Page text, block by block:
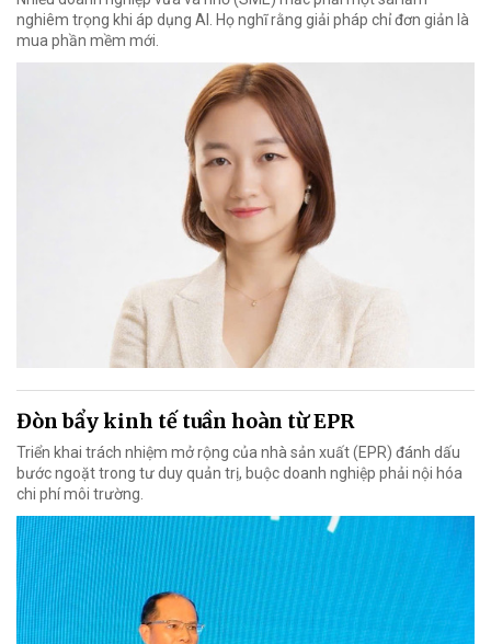
nghiêm trọng khi áp dụng AI. Họ nghĩ rằng giải pháp chỉ đơn giản là
mua phần mềm mới.
Đòn bẩy kinh tế tuần hoàn từ EPR
Triển khai trách nhiệm mở rộng của nhà sản xuất (EPR) đánh dấu
bước ngoặt trong tư duy quản trị, buộc doanh nghiệp phải nội hóa
chi phí môi trường.